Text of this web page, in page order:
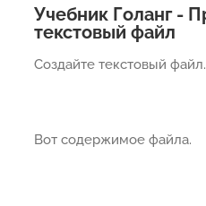
Учебник Голанг -
текстовый файл
Создайте текстовый файл.
Вот содержимое файла.